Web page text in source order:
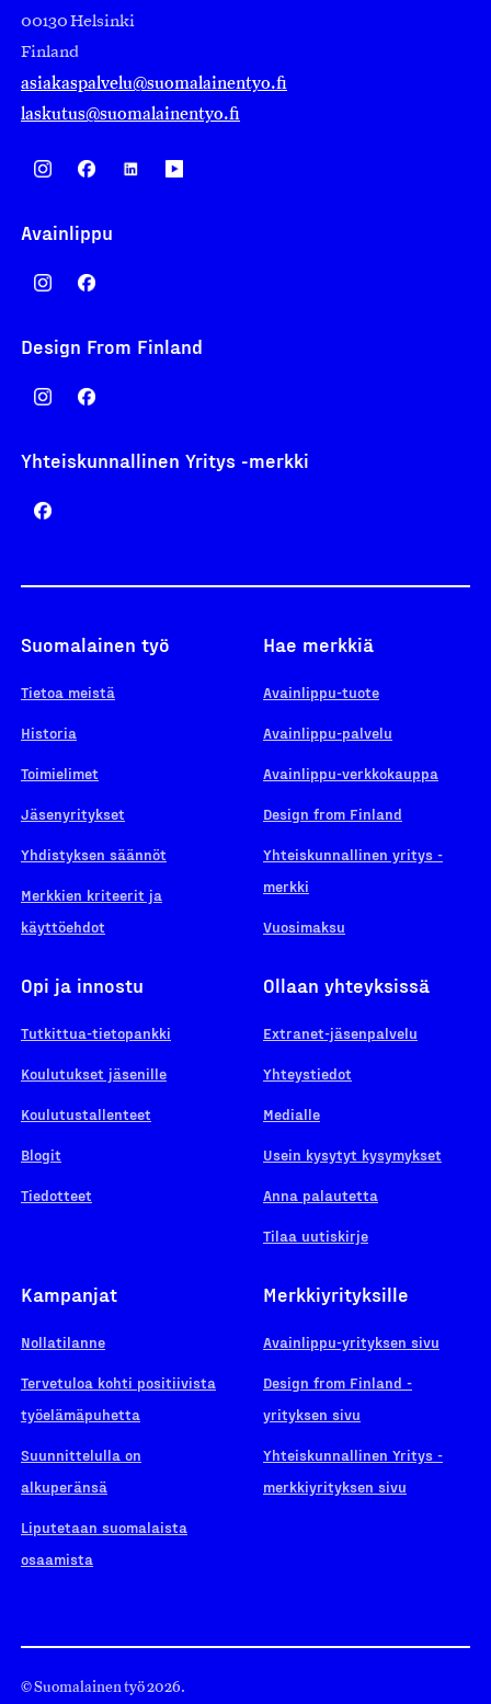
00130 Helsinki
Finland
asiakaspalvelu@suomalainentyo.fi
laskutus@suomalainentyo.fi
Avainlippu
Design From Finland
Yhteiskunnallinen Yritys -merkki
Suomalainen työ
Tietoa meistä
Historia
Toimielimet
Jäsenyritykset
Yhdistyksen säännöt
Merkkien kriteerit ja
käyttöehdot
Hae merkkiä
Avainlippu-tuote
Avainlippu-palvelu
Avainlippu-verkkokauppa
Design from Finland
Yhteiskunnallinen yritys -
merkki
Vuosimaksu
Opi ja innostu
Tutkittua-tietopankki
Koulutukset jäsenille
Koulutustallenteet
Blogit
Tiedotteet
Ollaan yhteyksissä
Extranet-jäsenpalvelu
Yhteystiedot
Medialle
Usein kysytyt kysymykset
Anna palautetta
Tilaa uutiskirje
Kampanjat
Nollatilanne
Tervetuloa kohti positiivista
työelämäpuhetta
Suunnittelulla on
alkuperänsä
Liputetaan suomalaista
osaamista
Merkkiyrityksille
Avainlippu-yrityksen sivu
Design from Finland -
yrityksen sivu
Yhteiskunnallinen Yritys -
merkkiyrityksen sivu
© Suomalainen työ 2026.